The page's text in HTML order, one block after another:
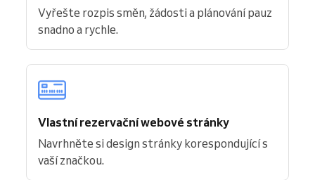
Vyřešte rozpis směn, žádosti a plánování pauz
snadno a rychle.
Vlastní rezervační webové stránky
Navrhněte si design stránky korespondující s
vaší značkou.